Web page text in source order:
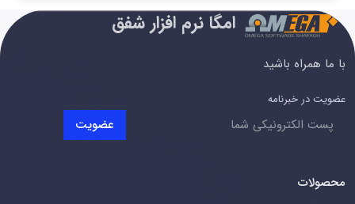
امگا نرم افزار شفق
با ما همراه باشید
عضویت در خبرنامه
عضویت
محصولات